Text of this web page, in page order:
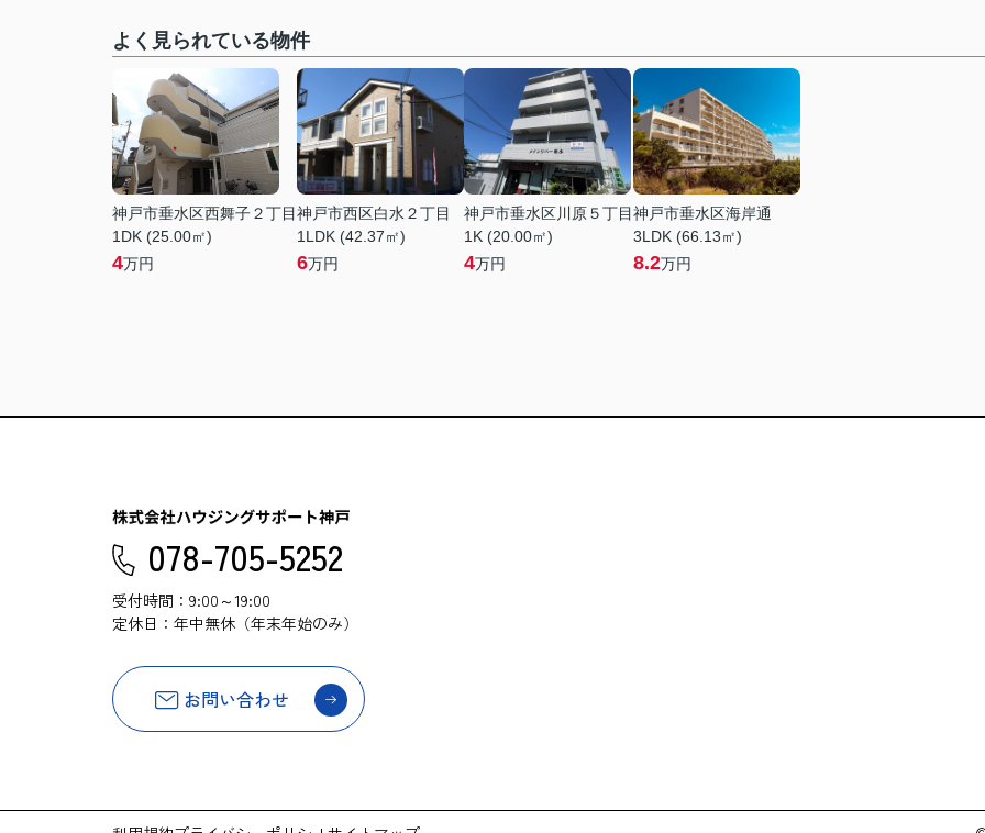
よく見られている物件
神戸市垂水区西舞子２丁目
1DK (25.00㎡)
4万円
神戸市西区白水２丁目
1LDK (42.37㎡)
6万円
神戸市垂水区川原５丁目
1K (20.00㎡)
4万円
神戸市垂水区海岸通
3LDK (66.13㎡)
8.2万円
078-705-5252
受付時間：9:00～19:00
定休日：年中無休（年末年始のみ）
お問い合わせ